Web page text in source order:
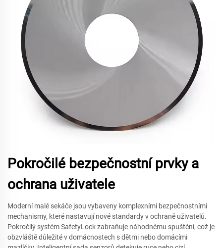
Pokročilé bezpečnostní prvky a
ochrana uživatele
Moderní malé sekáče jsou vybaveny komplexními bezpečnostními
mechanismy, které nastavují nové standardy v ochraně uživatelů.
Pokročilý systém SafetyLock zabraňuje náhodnému spuštění, což je
obzvláště důležité v domácnostech s dětmi nebo domácími